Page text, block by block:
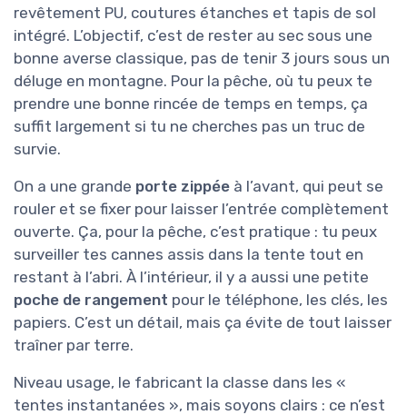
revêtement PU, coutures étanches et tapis de sol
intégré. L’objectif, c’est de rester au sec sous une
bonne averse classique, pas de tenir 3 jours sous un
déluge en montagne. Pour la pêche, où tu peux te
prendre une bonne rincée de temps en temps, ça
suffit largement si tu ne cherches pas un truc de
survie.
On a une grande porte zippée à l’avant, qui peut se
rouler et se fixer pour laisser l’entrée complètement
ouverte. Ça, pour la pêche, c’est pratique : tu peux
surveiller tes cannes assis dans la tente tout en
restant à l’abri. À l’intérieur, il y a aussi une petite
poche de rangement pour le téléphone, les clés, les
papiers. C’est un détail, mais ça évite de tout laisser
traîner par terre.
Niveau usage, le fabricant la classe dans les «
tentes instantanées », mais soyons clairs : ce n’est